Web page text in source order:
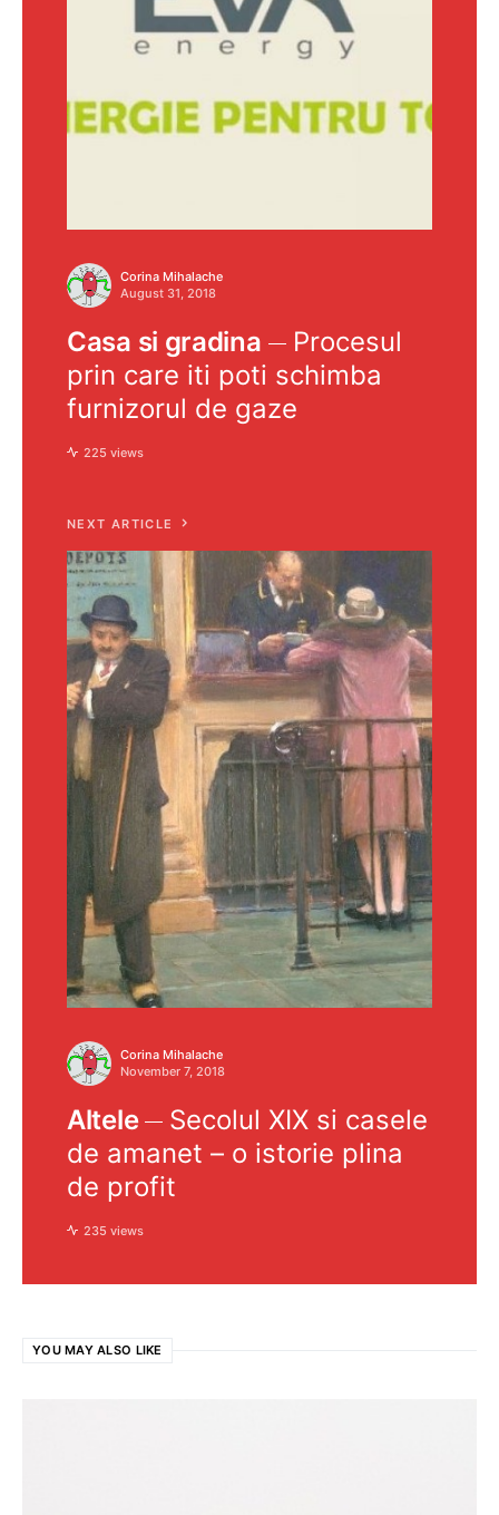
Corina Mihalache
August 31, 2018
Casa si gradina
Procesul
prin care iti poti schimba
furnizorul de gaze
225 views
NEXT ARTICLE
Corina Mihalache
November 7, 2018
Altele
Secolul XIX si casele
de amanet – o istorie plina
de profit
235 views
YOU MAY ALSO LIKE